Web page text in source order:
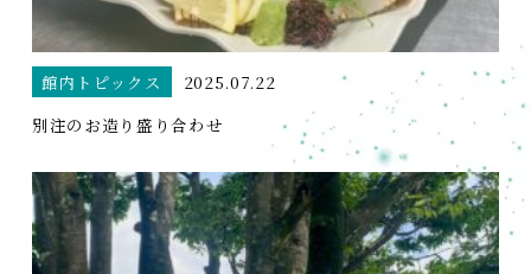
館内トピックス
2025.07.22
別注のお造り盛り合わせ